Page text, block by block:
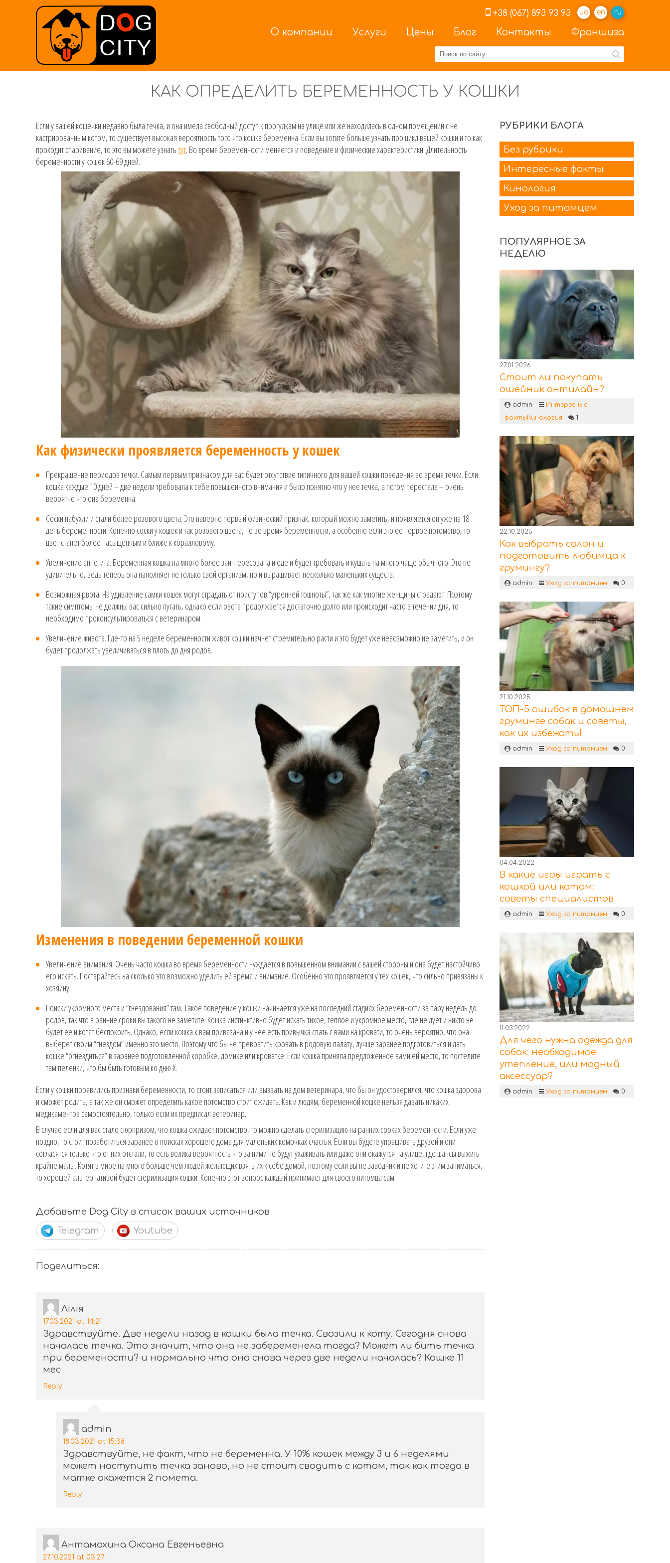
+38 (067) 893 93 93 ua en ru
О компании Услуги Цены Блог Контакты Франшиза
КАК ОПРЕДЕЛИТЬ БЕРЕМЕННОСТЬ У КОШКИ
Если у вашей кошечки недавно была течка, и она имела свободный доступ к прогулкам на улице или же находилась в одном помещении с не
кастрированным котом, то существует высокая вероятность того что кошка беременна. Если вы хотите больше узнать про цикл вашей кошки и то как
проходит спаривание, то это вы можете узнатьтут. Во время беременности меняется и поведение и физические характеристики. Длительность
беременности у кошек 60-69 дней.
Как физически проявляется беременность у кошек
Прекращение периодов течки. Самым первым признаком для вас будет отсутствие типичного для вашей кошки поведения во время течки. Если
кошка каждые 10 дней – две недели требовала к себе повышенного внимания и было понятно что у нее течка, а потом перестала – очень
вероятно что она беременна.
Соски набухли и стали более розового цвета. Это наверно первый физический признак, который можно заметить, и появляется он уже на 18
день беременности. Конечно соски у кошек и так розового цвета, но во время беременности, а особенно если это ее первое потомство, то
цвет станет более насыщенным и ближе к коралловому.
Увеличение аппетита. Беременная кошка на много более заинтересована и еде и будет требовать и кушать на много чаще обычного. Это не
удивительно, ведь теперь она наполняет не только свой организм, но и выращивает несколько маленьких существ.
Возможная рвота. На удивление самки кошек могут страдать от приступов “утренней тошноты”, так же как многие женщины страдают. Поэтому
такие симптомы не должны вас сильно пугать, однако если рвота продолжается достаточно долго или происходит часто в течении дня, то
необходимо проконсультироваться с ветеринаром.
Увеличение живота. Где-то на 5 неделе беременности живот кошки начнет стремительно расти и это будет уже невозможно не заметить, и он
будет продолжать увеличиваться в плоть до дня родов.
Изменения в поведении беременной кошки
Увеличение внимания. Очень часто кошка во время беременности нуждается в повышенном внимании с вашей стороны и она будет настойчиво
его искать. Постарайтесь на сколько это возможно уделить ей время и внимание. Особенно это проявляется у тех кошек, что сильно привязаны к
хозяину.
Поиски укромного места и “гнездования” там. Такое поведение у кошки начинается уже на последний стадиях беременности за пару недель до
родов, так что в ранние сроки вы такого не заметите. Кошка инстинктивно будет искать тихое, теплое и укромное место, где не дует и никто не
будет ее и котят беспокоить. Однако, если кошка к вам привязана и у нее есть привычка спать с вами на кровати, то очень вероятно, что она
выберет своим “гнездом” именно это место. Поэтому что бы не превратить кровать в родовую палату, лучше заранее подготовиться и дать
кошке “огнездиться” в заранее подготовленной коробке, домике или кроватке. Если кошка приняла предложенное вами ей место, то постелите
там пеленки, что бы быть готовым ко дню Х.
Если у кошки проявились признаки беременности, то стоит записаться или вызвать на дом ветеринара, что бы он удостоверился, что кошка здорова
и сможет родить, а так же он сможет определить какое потомство стоит ожидать. Как и людям, беременной кошке нельзя давать никаких
медикаментов самостоятельно, только если их предписал ветеринар.
В случае если для вас стало сюрпризом, что кошка ожидает потомство, то можно сделать стерилизацию на ранних сроках беременности. Если уже
поздно, то стоит позаботиться заранее о поисках хорошего дома для маленьких комочках счастья. Если вы будете упрашивать друзей и они
согласятся только что от них отстали, то есть велика вероятность что за ними не будут ухаживать или даже они окажутся на улице, где шансы выжить
крайне малы. Котят в мире на много больше чем людей желающих взять их к себе домой, поэтому если вы не заводчик и не хотите этим заниматься,
то хорошей альтернативой будет стерилизация кошки. Конечно этот вопрос каждый принимает для своего питомца сам.
Добавьте Dog City в список ваших источников
Telegram
Youtube
Поделиться:
Лілія
17.03.2021 at 14:21
Здравствуйте. Две недели назад в кошки была течка. Свозили к коту. Сегодня снова
началась течка. Это значит, что она не забеременела тогда? Может ли бить течка
при беремености? и нормально что она снова через две недели началась? Кошке 11
мес
Reply
admin
18.03.2021 at 15:38
Здравствуйте, не факт, что не беременна. У 10% кошек между 3 и 6 неделями
может наступить течка заново, но не стоит сводить с котом, так как тогда в
матке окажется 2 помета.
Reply
Антамохина Оксана Евгеньевна
27.10.2021 at 03:27
РУБРИКИ БЛОГА
Без рубрики
Интересные факты
Кинология
Уход за питомцем
ПОПУЛЯРНОЕ ЗА
НЕДЕЛЮ
27.01.2026
Стоит ли покупать
ошейник антилайн?
admin
Интересные
фактыКинология 1
22.10.2025
Как выбрать салон и
подготовить любимца к
грумингу?
admin Уход за питомцем 0
21.10.2025
ТОП-5 ошибок в домашнем
груминге собак и советы,
как их избежать!
admin Уход за питомцем 0
04.04.2022
В какие игры играть с
кошкой или котом:
советы специалистов
admin Уход за питомцем 0
11.03.2022
Для чего нужна одежда для
собак: необходимое
утепление, или модный
аксессуар?
admin Уход за питомцем 0